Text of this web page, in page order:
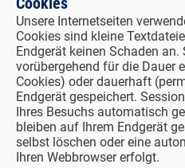
Unsere Internetseiten
Cookies sind kleine
Endgerät keinen Schaden an.
vorübergehend für die Dauer
Cookies) oder dauerhaft
Endgerät gespeichert.
Ihres Besuchs automatisch
bleiben auf Ihrem Endgerät
selbst löschen oder eine
Ihren Webbrowser erfolgt.